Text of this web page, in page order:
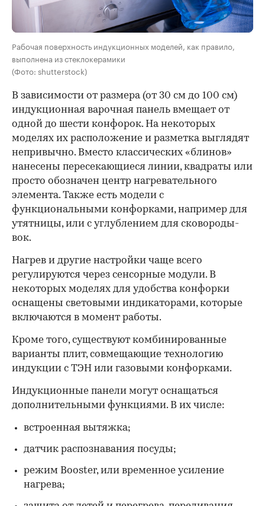
Рабочая поверхность индукционных моделей, как правило,
выполнена из стеклокерамики
(Фото: shutterstock)
В зависимости от размера (от 30 см до 100 см)
индукционная варочная панель вмещает от
одной до шести конфорок. На некоторых
моделях их расположение и разметка выглядят
непривычно. Вместо классических «блинов»
нанесены пересекающиеся линии, квадраты или
просто обозначен центр нагревательного
элемента. Также есть модели с
функциональными конфорками, например для
утятницы, или с углублением для сковороды-
вок.
Нагрев и другие настройки чаще всего
регулируются через сенсорные модули. В
некоторых моделях для удобства конфорки
оснащены световыми индикаторами, которые
включаются в момент работы.
Кроме того, существуют комбинированные
варианты плит, совмещающие технологию
индукции с ТЭН или газовыми конфорками.
Индукционные панели могут оснащаться
дополнительными функциями. В их числе:
встроенная вытяжка;
датчик распознавания посуды;
режим Booster, или временное усиление
нагрева;